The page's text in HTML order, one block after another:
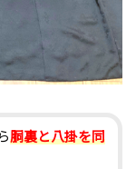
胴裏と八掛を同